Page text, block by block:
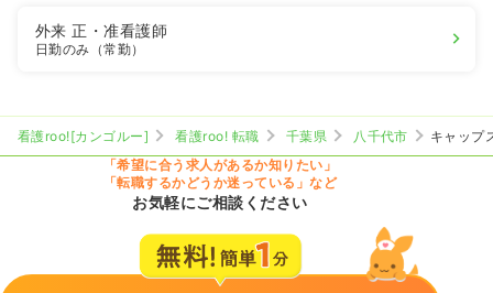
外来正・准看護師
日勤のみ（常勤）
看護roo![カンゴルー] 看護roo! 転職 千葉県 八千代市
キャップ
「希望に合う求人があるか知りたい」
「転職するかどうか迷っている」など
お気軽にご相談ください